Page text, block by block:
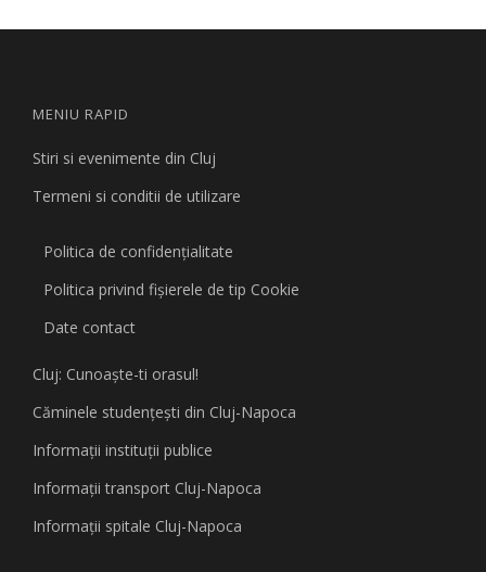
MENIU RAPID
Stiri si evenimente din Cluj
Termeni si conditii de utilizare
Politica de confidențialitate
Politica privind fişierele de tip Cookie
Date contact
Cluj: Cunoaşte-ti orasul!
Căminele studenţeşti din Cluj-Napoca
Informaţii instituţii publice
Informaţii transport Cluj-Napoca
Informaţii spitale Cluj-Napoca